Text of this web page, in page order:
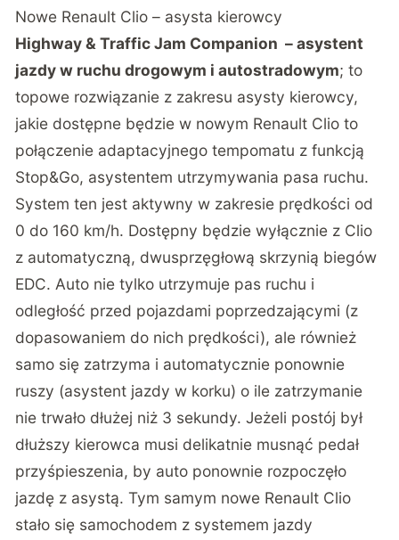
Nowe Renault Clio – asysta kierowcy
Highway & Traffic Jam Companion – asystent
jazdy w ruchu drogowym i autostradowym; to
topowe rozwiązanie z zakresu asysty kierowcy,
jakie dostępne będzie w nowym Renault Clio to
połączenie adaptacyjnego tempomatu z funkcją
Stop&Go, asystentem utrzymywania pasa ruchu.
System ten jest aktywny w zakresie prędkości od
0 do 160 km/h. Dostępny będzie wyłącznie z Clio
z automatyczną, dwusprzęgłową skrzynią biegów
EDC. Auto nie tylko utrzymuje pas ruchu i
odległość przed pojazdami poprzedzającymi (z
dopasowaniem do nich prędkości), ale również
samo się zatrzyma i automatycznie ponownie
ruszy (asystent jazdy w korku) o ile zatrzymanie
nie trwało dłużej niż 3 sekundy. Jeżeli postój był
dłuższy kierowca musi delikatnie musnąć pedał
przyśpieszenia, by auto ponownie rozpoczęło
jazdę z asystą. Tym samym nowe Renault Clio
stało się samochodem z systemem jazdy